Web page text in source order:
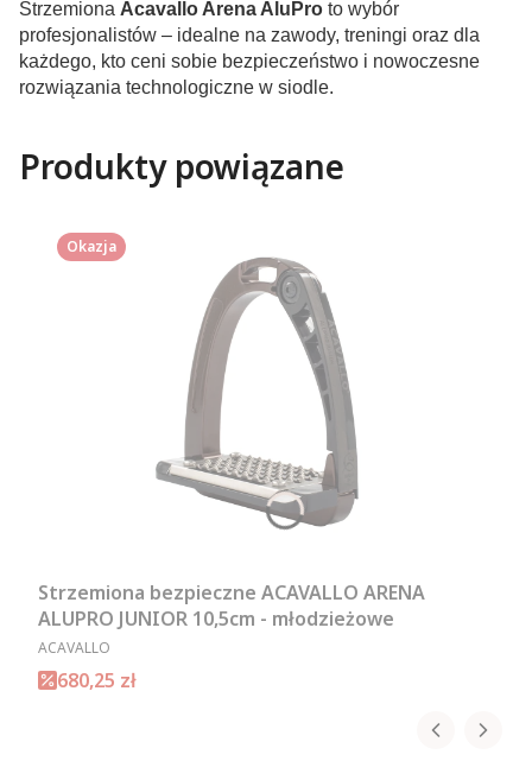
Strzemiona Acavallo Arena AluPro to wybór
profesjonalistów – idealne na zawody, treningi oraz dla
każdego, kto ceni sobie bezpieczeństwo i nowoczesne
rozwiązania technologiczne w siodle.
Produkty powiązane
Okazja
Strzemiona bezpieczne ACAVALLO ARENA
ALUPRO JUNIOR 10,5cm - młodzieżowe
PRODUCENT
ACAVALLO
Cena promocyjna
680,25 zł